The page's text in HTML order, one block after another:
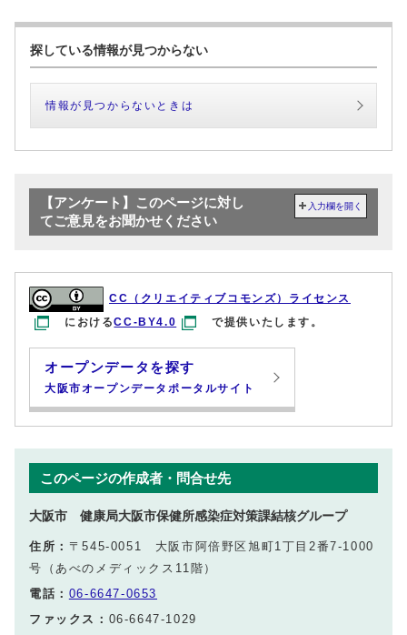
探している情報が見つからない
情報が見つからないときは
【アンケート】このページに対し
てご意見をお聞かせください
入力欄を開く
CC（クリエイティブコモンズ）ライセンス
におけるCC-BY4.0 で提供いたします。
オープンデータを探す
大阪市オープンデータポータルサイト
このページの作成者・問合せ先
大阪市 健康局大阪市保健所感染症対策課結核グループ
住所： 〒545-0051 大阪市阿倍野区旭町1丁目2番7-1000
号（あべのメディックス11階）
電話： 06-6647-0653
ファックス： 06-6647-1029